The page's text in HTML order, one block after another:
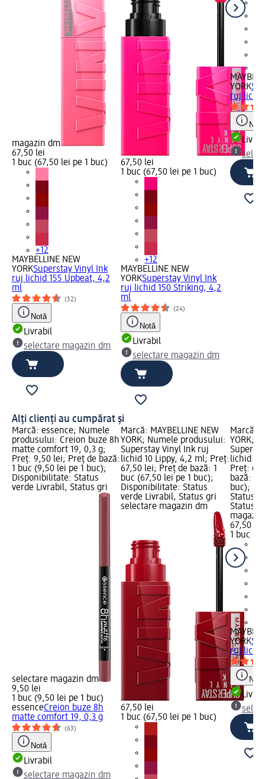
magazin dm
67,50 lei
1 buc (67,50 lei pe 1 buc)
+12
MAYBELLINE NEW
YORKSuperstay Vinyl Ink
ruj lichid 155 Upbeat, 4,2
ml
(32)
Notă
Livrabil
selectare magazin dm
67,50 lei
1 buc (67,50 lei pe 1 buc)
+12
MAYBELLINE NEW
YORKSuperstay Vinyl Ink
ruj lichid 150 Striking, 4,2
ml
(24)
Notă
Livrabil
selectare magazin dm
YORK
ruj
Notă
Alți clienți au cumpărat și
Marcă: essence; Numele
produsului: Creion buze 8h
matte comfort 19, 0,3 g;
Preț: 9,50 lei; Preț de bază:
1 buc (9,50 lei pe 1 buc);
Disponibilitate: Status
verde Livrabil, Status gri
selectare magazin dm
9,50 lei
1 buc (9,50 lei pe 1 buc)
essenceCreion buze 8h
matte comfort 19, 0,3 g
(63)
Notă
Livrabil
selectare magazin dm
Marcă: MAYBELLINE NEW
YORK; Numele produsului:
Superstay Vinyl Ink ruj
lichid 10 Lippy, 4,2 ml; Preț:
67,50 lei; Preț de bază: 1
buc (67,50 lei pe 1 buc);
Disponibilitate: Status
verde Livrabil, Status gri
selectare magazin dm
67,50 lei
1 buc (67,50 lei pe 1 buc)
Marcă:
YORK;
lichid
Preț:
bază: 1
buc);
Status
Status
67,50 lei
1 buc
YORK
ruj
Notă